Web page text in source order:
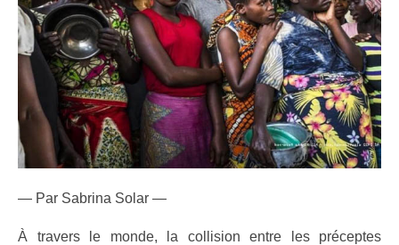
— Par Sabrina Solar —
À travers le monde, la collision entre les préceptes